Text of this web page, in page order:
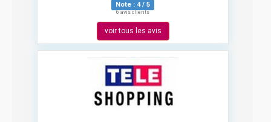
Note : 4/ 5
6 avis clients
voir tous les avis